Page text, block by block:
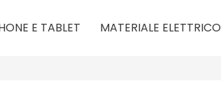
E TABLET MATERIALE ELETTRICO